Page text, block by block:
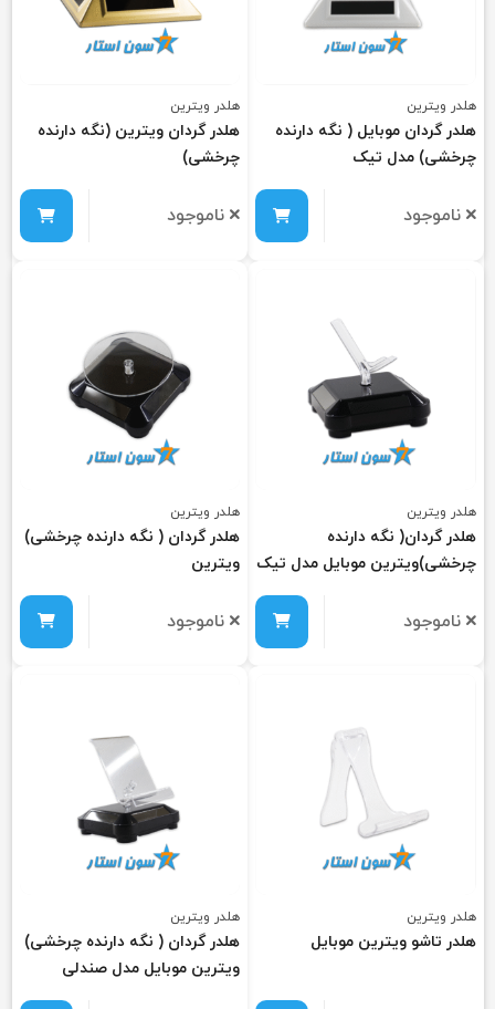
هلدر ویترین
هلدر گردان موبایل ( نگه دارنده
چرخشی) مدل تیک
ناموجود
هلدر ویترین
هلدر گردان ویترین (نگه دارنده
چرخشی)
ناموجود
هلدر ویترین
هلدر گردان( نگه دارنده
چرخشی)ویترین موبایل مدل تیک
ناموجود
هلدر ویترین
هلدر گردان ( نگه دارنده چرخشی)
ویترین
ناموجود
هلدر ویترین
هلدر تاشو ویترین موبایل
هلدر ویترین
هلدر گردان ( نگه دارنده چرخشی)
ویترین موبایل مدل صندلی